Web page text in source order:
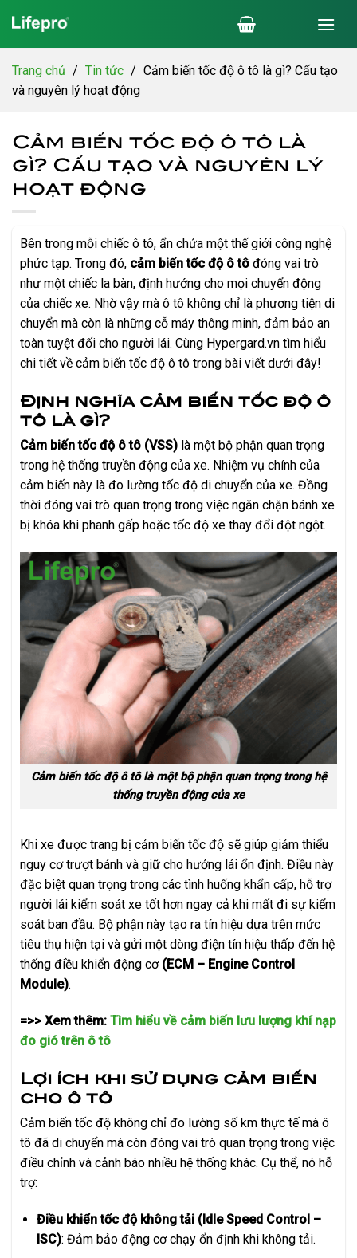
đến
nội
dungTrang chủ / Tin tức / Cảm biến tốc độ ô tô là gì? Cấu tạo
và nguyên lý hoạt động
Cảm biến tốc độ ô tô là
gì? Cấu tạo và nguyên lý
hoạt động
Bên trong mỗi chiếc ô tô, ẩn chứa một thế giới công nghệ
phức tạp. Trong đó, cảm biến tốc độ ô tô đóng vai trò
như một chiếc la bàn, định hướng cho mọi chuyển động
của chiếc xe. Nhờ vậy mà ô tô không chỉ là phương tiện di
chuyển mà còn là những cỗ máy thông minh, đảm bảo an
toàn tuyệt đối cho người lái. Cùng Hypergard.vn tìm hiểu
chi tiết về cảm biến tốc độ ô tô trong bài viết dưới đây!
Định nghĩa cảm biến tốc độ ô
tô là gì?
Cảm biến tốc độ ô tô (VSS) là một bộ phận quan trọng
trong hệ thống truyền động của xe. Nhiệm vụ chính của
cảm biến này là đo lường tốc độ di chuyển của xe. Đồng
thời đóng vai trò quan trọng trong việc ngăn chặn bánh xe
bị khóa khi phanh gấp hoặc tốc độ xe thay đổi đột ngột.
Cảm biến tốc độ ô tô là một bộ phận quan trọng trong hệ
thống truyền động của xe
Khi xe được trang bị cảm biến tốc độ sẽ giúp giảm thiểu
nguy cơ trượt bánh và giữ cho hướng lái ổn định. Điều này
đặc biệt quan trọng trong các tình huống khẩn cấp, hỗ trợ
người lái kiểm soát xe tốt hơn ngay cả khi mất đi sự kiểm
soát ban đầu. Bộ phận này tạo ra tín hiệu dựa trên mức
tiêu thụ hiện tại và gửi một dòng điện tín hiệu thấp đến hệ
thống điều khiển động cơ (ECM – Engine Control
Module).
=>> Xem thêm: Tìm hiểu về cảm biến lưu lượng khí nạp
đo gió trên ô tô
Lợi ích khi sử dụng cảm biến
cho ô tô
Cảm biến tốc độ không chỉ đo lường số km thực tế mà ô
tô đã di chuyển mà còn đóng vai trò quan trọng trong việc
điều chỉnh và cảnh báo nhiều hệ thống khác. Cụ thể, nó hỗ
trợ:
Điều khiển tốc độ không tải (Idle Speed Control –
ISC): Đảm bảo động cơ chạy ổn định khi không tải.